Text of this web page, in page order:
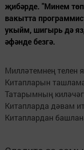
җибәрде. "Минем
вакытта
укыйм, шигырь дә
әфәнде безгә.
Милләтемнең телен
Китапларын
Татарымның
Китапларда дәвам
Китаплардан